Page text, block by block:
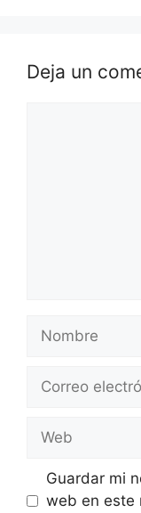
Deja un
Nombre
Correo
Web
Guardar mi
web en este